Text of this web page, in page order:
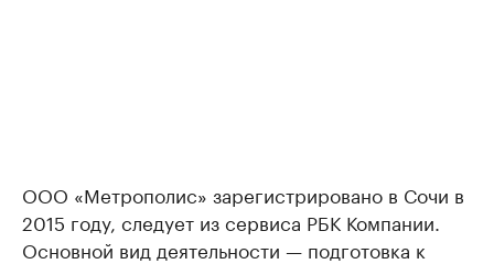
ООО «Метрополис» зарегистрировано в Сочи в
2015 году, следует из сервиса РБК Компании.
Основной вид деятельности — подготовка к